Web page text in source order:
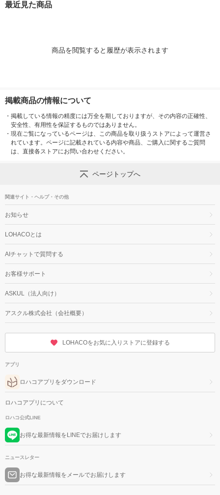
最近見た商品
商品を閲覧すると履歴が表示されます
掲載商品の情報について
・ 掲載している情報の精度には万全を期しておりますが、その内容の正確性、
安全性、有用性を保証するものではありません。
・ 現在ご覧になっているページは、この商品を取り扱うストアによって運営さ
れています。ページに記載されている内容や商品、ご購入に関するご質問
は、直接各ストアにお問い合わせください。
ページトップへ
関連サイト・ヘルプ・その他
お知らせ
LOHACOとは
AIチャットで質問する
お客様サポート
ASKUL（法人向け）
アスクル株式会社（会社概要）
LOHACOをお気に入りストアに登録する
アプリ
ロハコアプリをダウンロード
ロハコアプリについて
ロハコ公式LINE
お得な最新情報をLINEでお届けします
ニュースレター
お得な最新情報をメールでお届けします